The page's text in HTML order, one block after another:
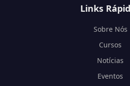
Links
Sobre Nós
Cursos
Notícias
Eventos